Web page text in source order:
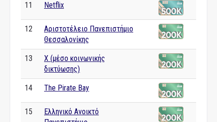
11 Netflix
12
Αριστοτέλειο Πανεπιστήμιο
Θεσσαλονίκης
13
X (μέσο κοινωνικής
δικτύωσης)
14 The Pirate Bay
15
Ελληνικό Ανοικτό